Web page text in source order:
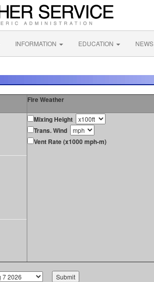
INFORMATION EDUCATION NEWS
Fire Weather
Mixing Height
Trans. Wind
Vent Rate (x1000 mph-m)